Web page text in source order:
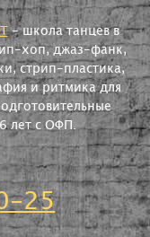
- школа танцев в
хоп, джаз-фанк,
стрип-пластика,
и ритмика для
лет с ОФП.
25